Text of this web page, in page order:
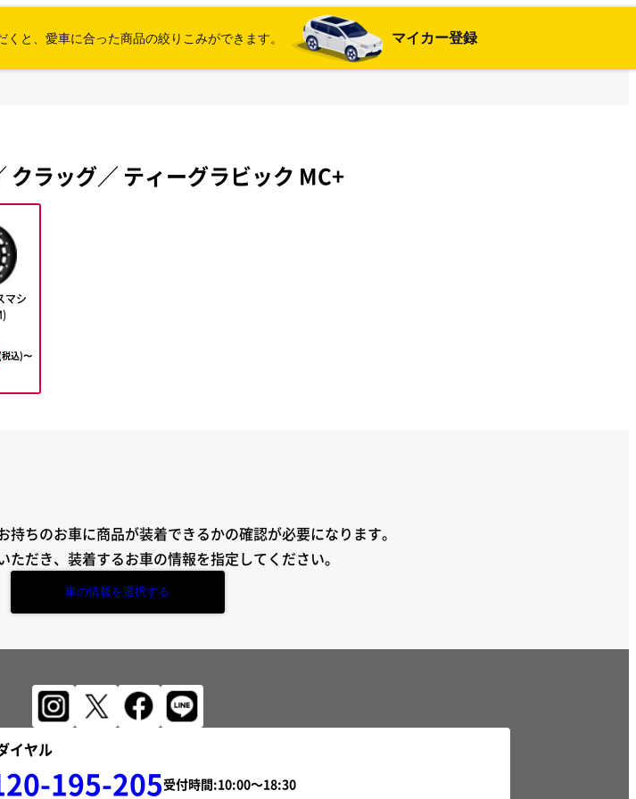
くと、愛車に合った商品の絞りこみができます。 マイカー登録
クラッグ／ ティーグラビック MC+
マシ
込)〜
持ちのお車に商品が装着できるかの確認が必要になります。
ただき、装着するお車の情報を指定してください。
車の情報を選択する
イヤル
195-205受付時間: